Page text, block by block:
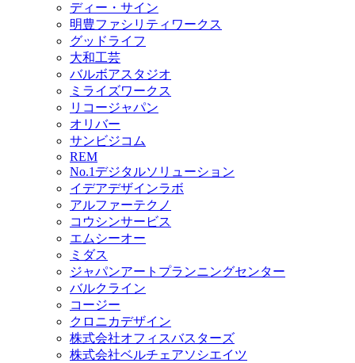
ディー・サイン
明豊ファシリティワークス
グッドライフ
大和工芸
バルボアスタジオ
ミライズワークス
リコージャパン
オリバー
サンビジコム
REM
No.1デジタルソリューション
イデアデザインラボ
アルファーテクノ
コウシンサービス
エムシーオー
ミダス
ジャパンアートプランニングセンター
バルクライン
コージー
クロニカデザイン
株式会社オフィスバスターズ
株式会社ベルチェアソシエイツ